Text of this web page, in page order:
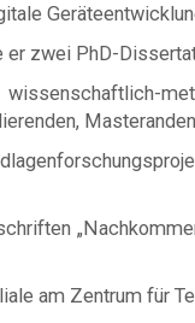
zwei PhD-
am Zentrum für